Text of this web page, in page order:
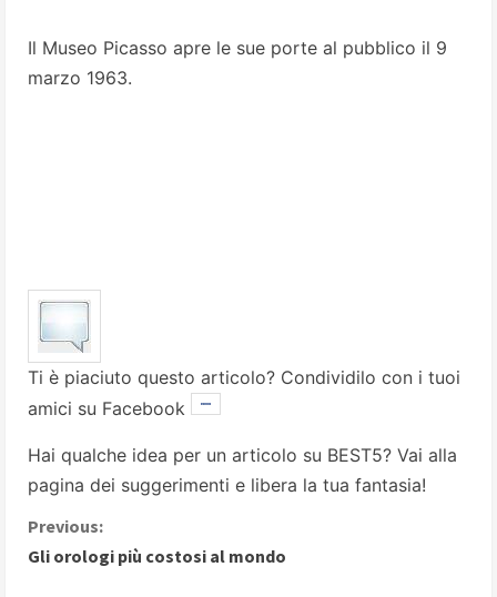
Il Museo Picasso apre le sue porte al pubblico il 9
marzo 1963.
Ti è piaciuto questo articolo? Condividilo con i tuoi
amici su Facebook
Hai qualche idea per un articolo su BEST5? Vai alla
pagina dei suggerimenti e libera la tua fantasia!
C
Previous:
Gli orologi più costosi al mondo